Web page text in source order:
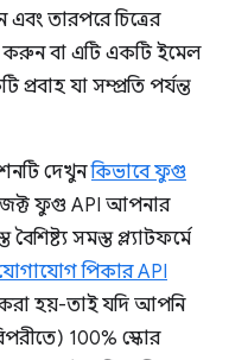
তারপরে চিত্রের
করুন বা এটি একটি ইমেল
যা সম্প্রতি পর্যন্ত
দেখুনকিভাবে ফুগু
ফুগু API আপনার
সমস্ত প্ল্যাটফর্মে
পিকার API
করা হয়-তাই যদি আপনি
100% স্কোর